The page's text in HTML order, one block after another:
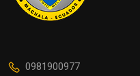
0981900977